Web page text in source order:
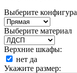
Выберите
Выберите материал
Верхние шкафы:
нет да
Укажите размер: